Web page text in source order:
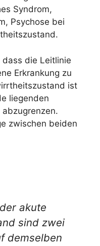
Syndrom,
Psychose bei
die Leitlinie
Erkrankung zu
ist
liegenden
zwischen beiden
akute
sind zwei
demselben